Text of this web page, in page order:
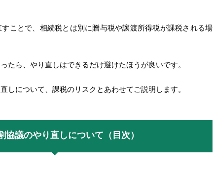
ことで、相続税とは別に贈与税や譲渡所得税が課税される場
たら、やり直しはできるだけ避けたほうが良いです。
しについて、課税のリスクとあわせてご説明します。
協議のやり直しについて（目次）